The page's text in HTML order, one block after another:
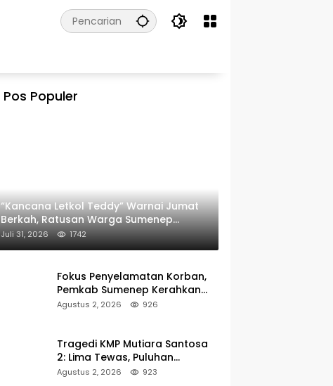
Pos Populer
“Kancana Letkol Teddy” Warnai Jumat
Berkah, Ratusan Warga Sumenep
Terima Nasi Bungkus
Juli 31, 2026 1742
Fokus Penyelamatan Korban,
Pemkab Sumenep Kerahkan
Tim Medis dan Ambulans ke
Agustus 2, 2026 926
Tragedi KMP Mutiara Santosa
2: Lima Tewas, Puluhan
Penumpang Masih Dalam
Agustus 2, 2026 923